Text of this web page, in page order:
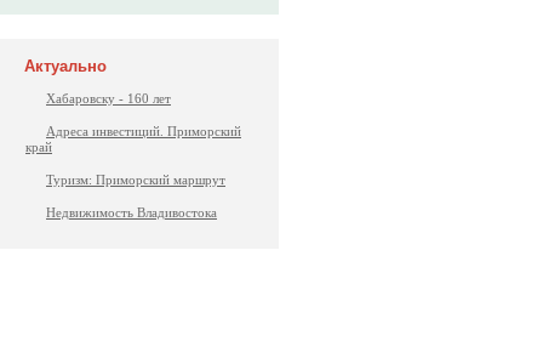
Актуально
Хабаровску - 160 лет
Адреса инвестиций. Приморский
край
Туризм: Приморский маршрут
Недвижимость Владивостока